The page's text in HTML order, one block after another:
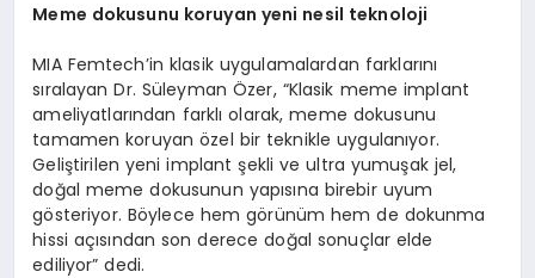
Meme dokusunu koruyan yeni nesil teknoloji
MIA Femtech’in klasik uygulamalardan farklarını
sıralayan Dr. Süleyman Özer, “Klasik meme implant
ameliyatlarından farklı olarak, meme dokusunu
tamamen koruyan özel bir teknikle uygulanıyor.
Geliştirilen yeni implant şekli ve ultra yumuşak jel,
doğal meme dokusunun yapısına birebir uyum
gösteriyor. Böylece hem görünüm hem de dokunma
hissi açısından son derece doğal sonuçlar elde
ediliyor” dedi.